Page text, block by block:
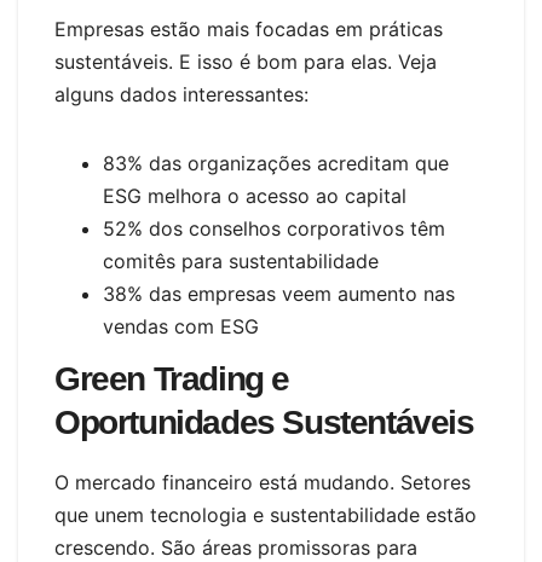
Empresas estão mais focadas em práticas
sustentáveis. E isso é bom para elas. Veja
alguns dados interessantes:
83% das organizações acreditam que
ESG melhora o acesso ao capital
52% dos conselhos corporativos têm
comitês para sustentabilidade
38% das empresas veem aumento nas
vendas com ESG
Green Trading e
Oportunidades Sustentáveis
O mercado financeiro está mudando. Setores
que unem tecnologia e sustentabilidade estão
crescendo. São áreas promissoras para